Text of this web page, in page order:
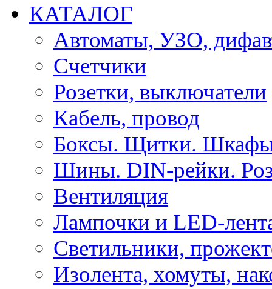
КАТАЛОГ
Автоматы, УЗО,
Счетчики
Розетки, выключатели
Кабель, провод
Боксы. Щитки.
Шины. DIN-рейки.
Вентиляция
Лампочки и LED-
Светильники,
Изолента, хомуты,